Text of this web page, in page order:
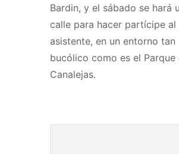
Bardin, y el sábado se hará
calle para hacer partícipe al
asistente, en un entorno tan
bucólico como es el Parque
Canalejas.